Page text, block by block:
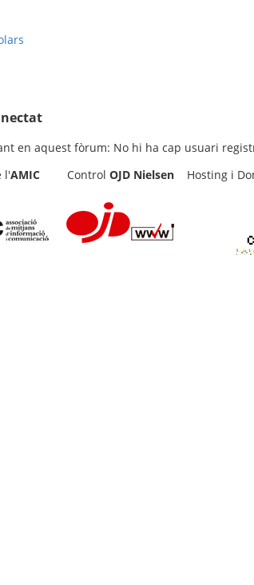
en aquest fòrum: No hi ha cap usuari
l'AMIC Control OJD Nielsen Hosting i